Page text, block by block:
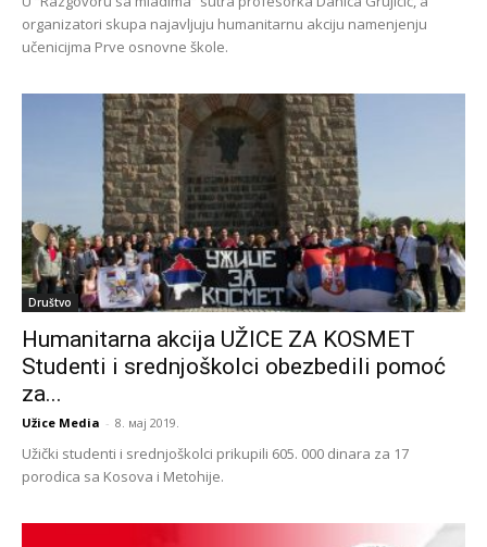
organizatori skupa najavljuju humanitarnu akciju namenjenju
učenicijma Prve osnovne škole.
Društvo
Humanitarna akcija UŽICE ZA KOSMET
Studenti i srednjoškolci obezbedili pomoć
za...
Užice Media - 8. мај 2019.
Užički studenti i srednjoškolci prikupili 605. 000 dinara za 17
porodica sa Kosova i Metohije.